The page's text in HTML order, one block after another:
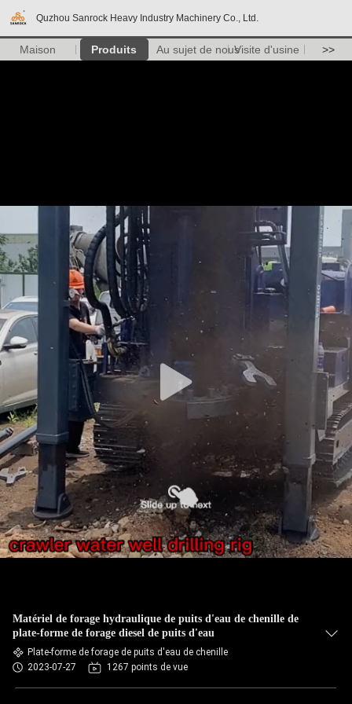
Quzhou Sanrock Heavy Industry Machinery Co., Ltd.
Maison Produits Au sujet de nousVisite d'usine >>
Matériel de forage hydraulique de puits d'eau de chenille de
plate-forme de forage diesel de puits d'eau
Plate-forme de forage de puits d'eau de chenille
2023-07-27
1267 points de vue